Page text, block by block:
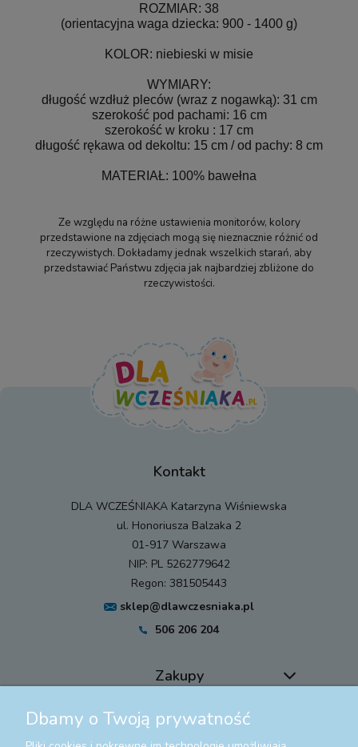
ROZMIAR: 38
(orientacyjna waga dziecka: 900 - 1400 g)
KOLOR: niebieski w misie
WYMIARY:
długość wzdłuż pleców (wraz z nogawką): 31 cm
szerokość pod pachami: 16 cm
szerokość w kroku : 17 cm
długość rękawa od dekoltu: 15 cm / od pachy: 8 cm
MATERIAŁ: 100% bawełna
Ze względu na różne ustawienia monitorów, kolory
przedstawione na zdjęciach mogą się nieznacznie różnić od
rzeczywistych. Dokładamy jednak wszelkich starań, aby
przedstawiać Państwu zdjęcia jak najbardziej zbliżone do
rzeczywistości.
Kontakt
DLA WCZEŚNIAKA Katarzyna Wiśniewska
ul. Honoriusza Balzaka 2
01-917 Warszawa
NIP: PL 5262779642
Regon: 381505443
sklep@dlawczesniaka.pl
506 206 204
Zakupy
Pomoc
Dbamy o Twoją prywatność